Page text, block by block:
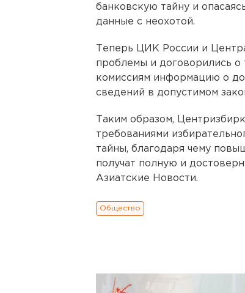
банковскую тайну и
данные с неохотой.
Теперь ЦИК России и
проблемы и договорились о
комиссиям информацию о
сведений в допустимом
Таким образом,
требованиями
тайны, благодаря чему
получат полную и
Азиатские Новости.
Общество